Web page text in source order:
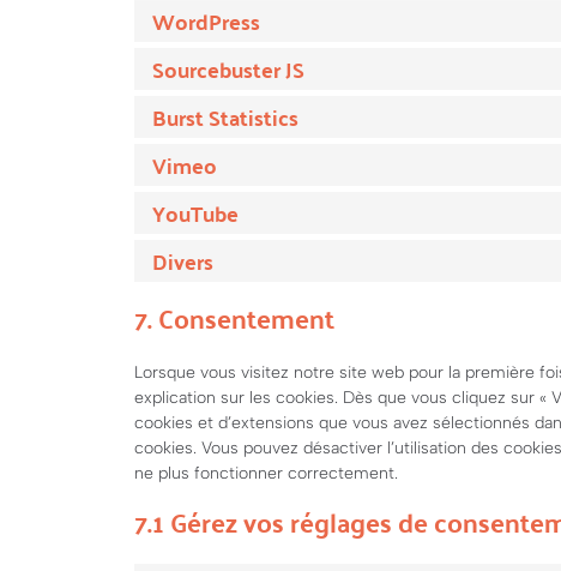
WordPress
Sourcebuster JS
Burst Statistics
Vimeo
YouTube
Divers
7. Consentement
Lorsque vous visitez notre site web pour la première
explication sur les cookies. Dès que vous cliquez sur «
cookies et d’extensions que vous avez sélectionnés
cookies. Vous pouvez désactiver l’utilisation des
ne plus fonctionner correctement.
7.1 Gérez vos réglages de